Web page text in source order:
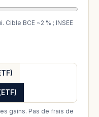
BCE ~2 % ; INSEE
gains. Pas de frais de